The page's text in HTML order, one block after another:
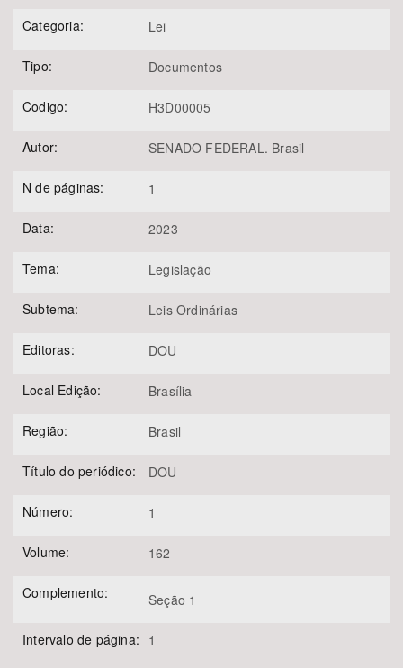
Categoria: Lei
Tipo: Documentos
Codigo: H3D00005
Autor: SENADO FEDERAL. Brasil
N de páginas: 1
Data: 2023
Tema: Legislação
Subtema: Leis Ordinárias
Editoras: DOU
Local Edição: Brasília
Região: Brasil
Título do periódico: DOU
Número: 1
Volume: 162
Complemento: Seção 1
Intervalo de página: 1